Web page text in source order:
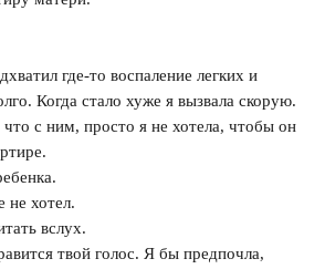
где-то воспаление легких и
Когда стало хуже я вызвала скорую.
с ним, просто я не хотела, чтобы он
хотел.
вслух.
твой голос. Я бы предпочла,